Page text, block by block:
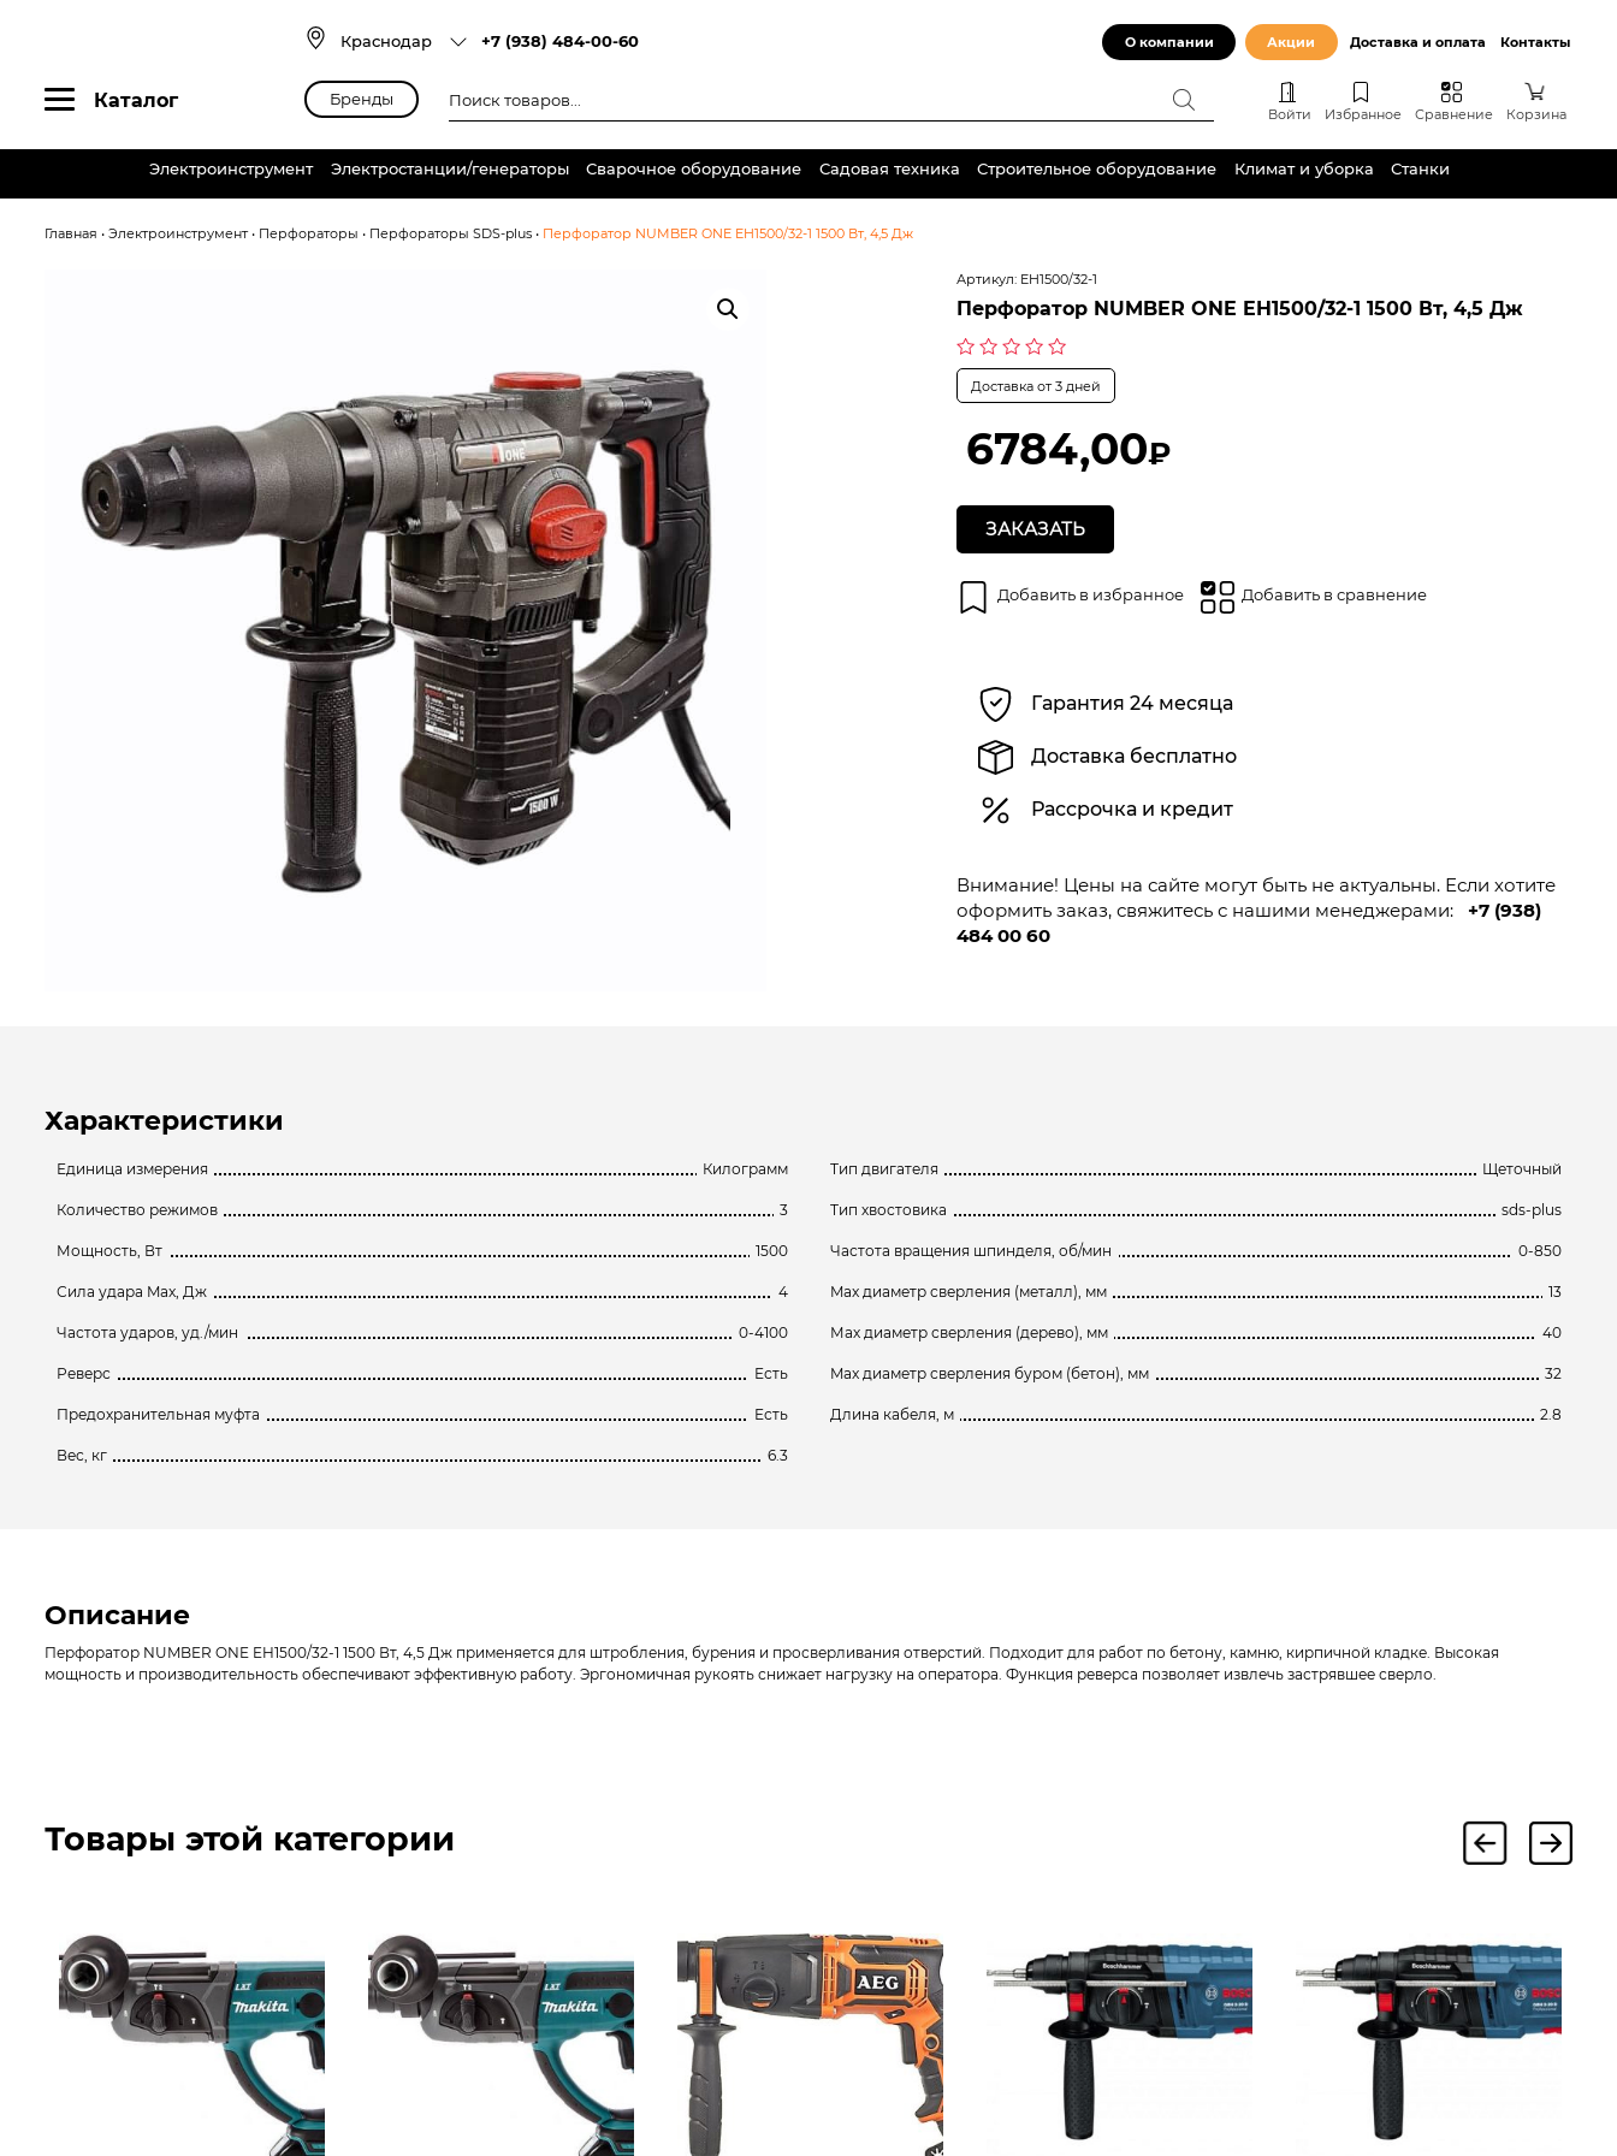
Краснодар +7 (938) 484-00-60 О компании Акции Доставка и оплата Контакты
Каталог Бренды товаров
Войти Избранное Сравнение Корзина
Электроинструмент Электростанции/генераторы Сварочное оборудование Садовая техника Строительное оборудование Климат и уборка Станки
Главная • Электроинструмент• Перфораторы • Перфораторы SDS-plus • Перфоратор NUMBER ONE EH1500/32-1 1500 Вт, 4,5 Дж
Артикул: EH1500/32-1
Перфоратор NUMBER ONE EH1500/32-1 1500 Вт, 4,5 Дж
Оценка
из
Доставка от 3 дней
6784,00₽
ЗАКАЗАТЬ
Добавить в избранное Добавить в сравнение
Гарантия 24 месяца
Доставка бесплатно
Рассрочка и кредит
Внимание! Цены на сайте могут быть не актуальны. Если хотите
оформить заказ, свяжитесь с нашими менеджерами:
+7 (938)
484 00 60
Характеристики
Единица измерения Килограмм
Количество режимов 3
Мощность, Вт 1500
Сила удара Max, Дж 4
Частота ударов, уд./мин 0-4100
Реверс Есть
Предохранительная муфта Есть
Вес, кг 6.3
Тип двигателя Щеточный
Тип хвостовика sds-plus
Частота вращения шпинделя, об/мин 0-850
Max диаметр сверления (металл), мм 13
Мах диаметр сверления (дерево), мм 40
Max диаметр сверления буром (бетон), мм 32
Длина кабеля, м 2.8
Описание
Перфоратор NUMBER ONE EH1500/32-1 1500 Вт, 4,5 Дж применяется для штробления, бурения и просверливания отверстий. Подходит для работ по бетону, камню, кирпичной кладке. Высокая
мощность и производительность обеспечивают эффективную работу. Эргономичная рукоять снижает нагрузку на оператора. Функция реверса позволяет извлечь застрявшее сверло.
Товары этой категории